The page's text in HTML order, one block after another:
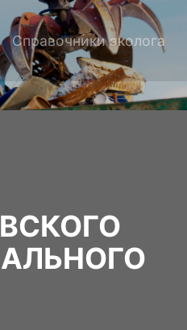
Справочники эколога